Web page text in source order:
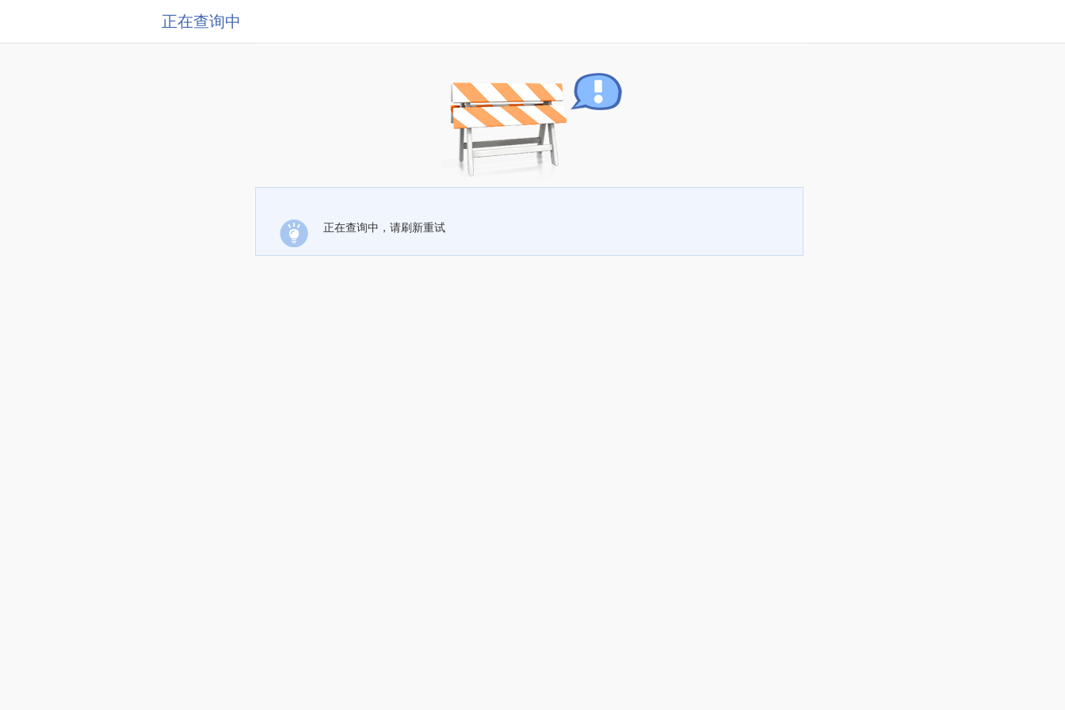
正在查询中
正在查询中，请刷新重试